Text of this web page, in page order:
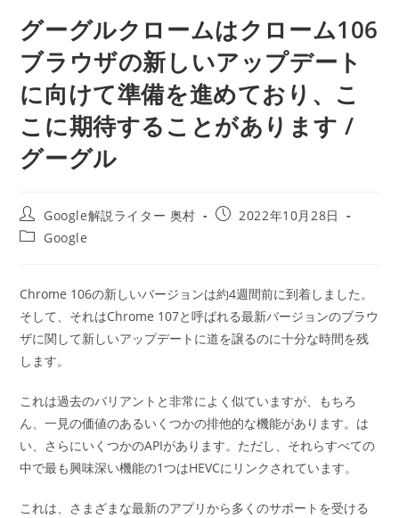
グーグルクロームはクローム106
ブラウザの新しいアップデート
に向けて準備を進めており、こ
こに期待することがあります /
グーグル
投
稿
者:
Google解説ライター 奥村
投
2022年10月28日
投
テ
ゴ
リ
ー:
Google
Chrome 106の新しいバージョンは約4週間前に到着しました。
そして、それはChrome 107と呼ばれる最新バージョンのブラウ
ザに関して新しいアップデートに道を譲るのに十分な時間を残
します。
これは過去のバリアントと非常によく似ていますが、もちろ
ん、一見の価値のあるいくつかの排他的な機能があります。は
い、さらにいくつかのAPIがあります。ただし、それらすべての
中で最も興味深い機能の1つはHEVCにリンクされています。
これは、さまざまな最新のアプリから多くのサポートを受ける